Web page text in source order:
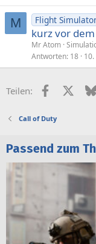
M Flight
kurz vor
Mr Atom
Antworten 18
Teilen: Facebook
X
Call of Duty
Passend zum